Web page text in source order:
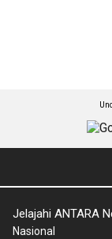
Jelajahi ANTARA
Nasional